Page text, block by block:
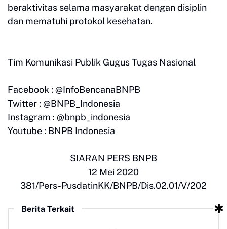
beraktivitas selama masyarakat dengan disiplin
dan mematuhi protokol kesehatan.
Tim Komunikasi Publik Gugus Tugas Nasional
Facebook : @InfoBencanaBNPB
Twitter : @BNPB_Indonesia
Instagram : @bnpb_indonesia
Youtube : BNPB Indonesia
SIARAN PERS BNPB
12 Mei 2020
381/Pers-PusdatinKK/BNPB/Dis.02.01/V/202
Berita Terkait